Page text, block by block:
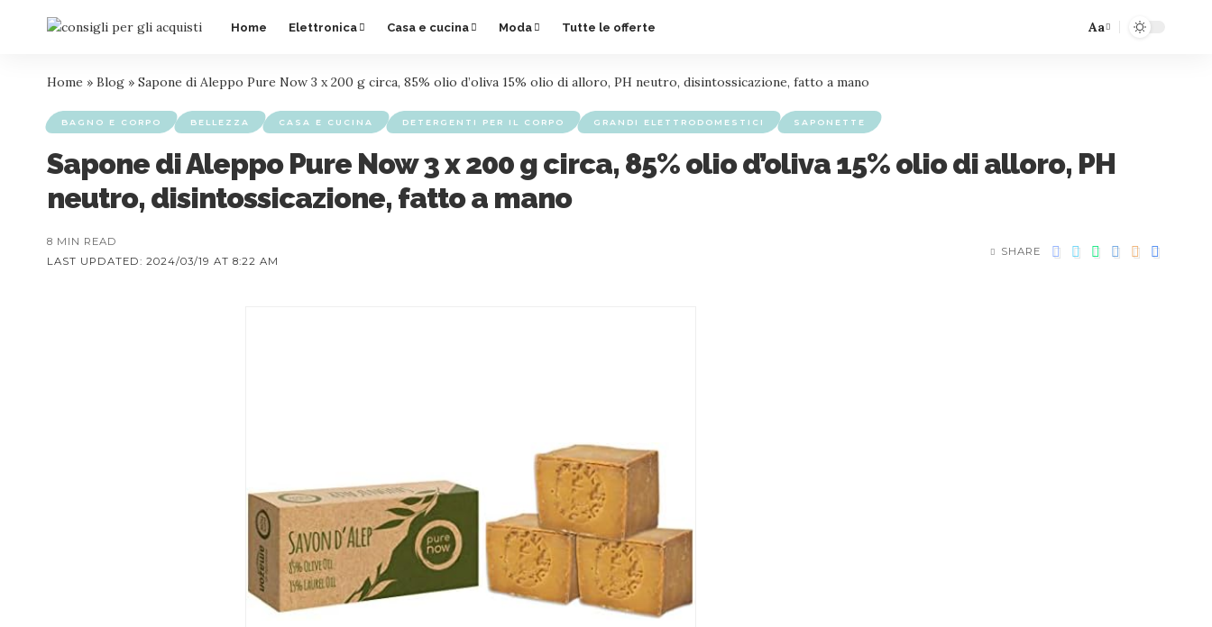
Home Elettronica Casa e cucina Moda Tutte le offerte Aa
Home » Blog » Sapone di Aleppo Pure Now 3 x 200 g circa, 85% olio d’oliva 15% olio di alloro, PH neutro, disintossicazione, fatto a mano
BAGNO E CORPO BELLEZZA CASA E CUCINA DETERGENTI PER IL CORPO GRANDI ELETTRODOMESTICI SAPONETTE
Sapone di Aleppo Pure Now 3 x 200 g circa, 85% olio d’oliva 15% olio di alloro, PH
neutro, disintossicazione, fatto a mano
LAST UPDATED: 2024/03/19 AT 8:22 AM
8 MIN READ
SHARE